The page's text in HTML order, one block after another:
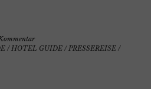
/HOTEL GUIDE /PRESSEREISE /